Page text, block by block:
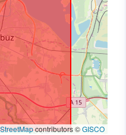
contributors ©GISCO